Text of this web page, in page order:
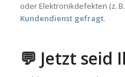
oder Elektronikdefekten (z. B.
Kundendienst gefragt.
💬 Jetzt seid